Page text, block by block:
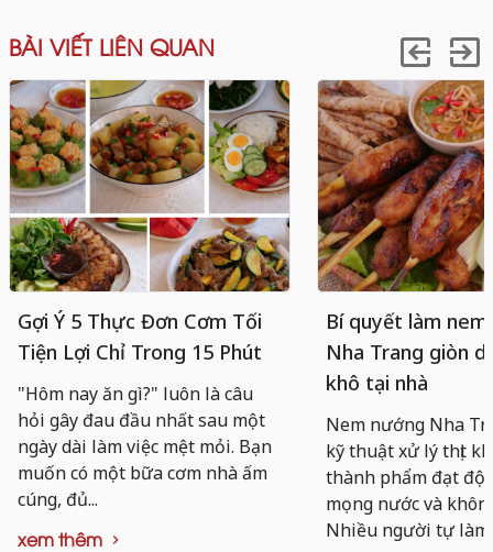
BÀI VIẾT LIÊN QUAN
Gợi Ý 5 Thực Đơn Cơm Tối
Tiện Lợi Chỉ Trong 15 Phút
"Hôm nay ăn gì?" luôn là câu
hỏi gây đau đầu nhất sau một
ngày dài làm việc mệt mỏi. Bạn
muốn có một bữa cơm nhà ấm
cúng, đủ...
xem thêm
Bí quyết làm
Nha Trang giòn
khô tại nhà
Nem nướng Nha
kỹ thuật xử lý thịt
thành phẩm đạt độ
mọng nước và
Nhiều người tự